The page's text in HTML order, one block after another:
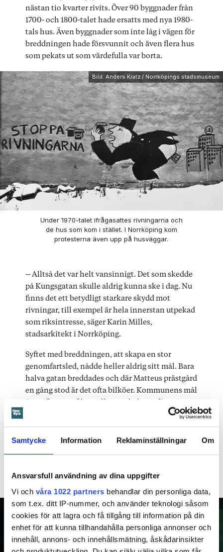
Samtycke Information Reklaminställningar Om
Ansvarsfull användning av dina uppgifter
Vi och våra 1022 partners behandlar din personliga data,
som t.ex. ditt IP-nummer, och använder teknologi såsom
cookies för att lagra och få tillgång till information på din
enhet för att kunna tillhandahålla personliga annonser och
innehåll, annons- och innehållsmätning, åskådarinsikter
nästan tio kvarter rivits. Över 90 byggnader från
1700- och 1800-talet hade ersatts med nya 1980-
tals hus. Även byggnader som inte låg i vägen för
breddningen hade försvunnit och även flera hus
som pekats ut som värdefulla var borta.
Bild: Anders Kratz / Norrköpings stadsmuseum
Under 1970-talet ifrågasattes rivningarna och
de hus som kom i stället. I Norrköping kom
protesterna även upp på husväggar.
-- Alltså det var helt vansinnigt. Det som skedde
på Kungsgatan skulle aldrig kunna ske i dag. Nu
finns det ett betydligt starkare skydd mot
rivningar, till exempel är hela innerstan utpekad
som riksintresse, säger Karin Milles,
stadsarkitekt i Norrköping.
Syftet med breddningen, att skapa en stor
genomfartsled, nådde heller aldrig sitt mål. Bara
halva gatan breddades och där Matteus prästgård
en gång stod är det ofta bilköer. Kommunens mål
Bild: Juliana Fälldin / Norrköpings kommun